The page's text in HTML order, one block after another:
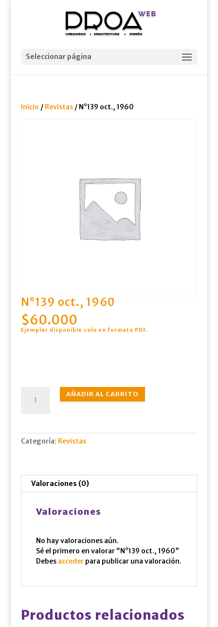
Seleccionar página
Inicio / Revistas/ N°139 oct., 1960
N°139 oct., 1960
$60.000
Ejemplar disponible solo en formato PDF.
oct.,
AÑADIR AL CARRITO
Categoría: Revistas
Valoraciones (0)
Valoraciones
No hay valoraciones aún.
Sé el primero en valorar “N°139 oct., 1960”
Debes accederpara publicar una valoración.
Productos relacionados